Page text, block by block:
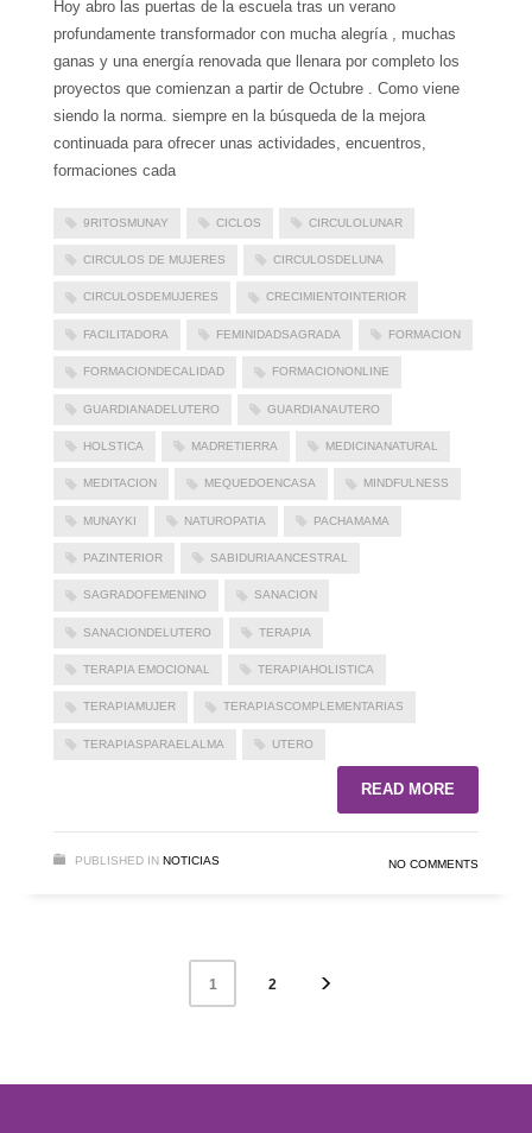
Hoy abro las puertas de la escuela tras un verano
profundamente transformador con mucha alegría , muchas
ganas y una energía renovada que llenara por completo los
proyectos que comienzan a partir de Octubre . Como viene
siendo la norma. siempre en la búsqueda de la mejora
continuada para ofrecer unas actividades, encuentros,
formaciones cada
9RITOSMUNAY CICLOS CIRCULOLUNAR
CIRCULOS DE MUJERES CIRCULOSDELUNA
CIRCULOSDEMUJERES CRECIMIENTOINTERIOR
FACILITADORA FEMINIDADSAGRADA FORMACION
FORMACIONDECALIDAD FORMACIONONLINE
GUARDIANADELUTERO GUARDIANAUTERO
HOLSTICA MADRETIERRA MEDICINANATURAL
MEDITACION MEQUEDOENCASA MINDFULNESS
MUNAYKI NATUROPATIA PACHAMAMA
PAZINTERIOR SABIDURIAANCESTRAL
SAGRADOFEMENINO SANACION
SANACIONDELUTERO TERAPIA
TERAPIA EMOCIONAL TERAPIAHOLISTICA
TERAPIAMUJER TERAPIASCOMPLEMENTARIAS
TERAPIASPARAELALMA UTERO
READ MORE
PUBLISHED IN NOTICIAS NO COMMENTS
1 2